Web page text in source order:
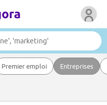
Premier emploi Entreprises